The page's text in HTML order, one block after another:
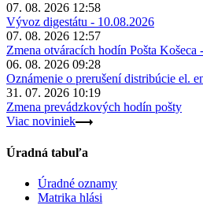
07. 08. 2026 12:58
Vývoz digestátu - 10.08.2026
07. 08. 2026 12:57
Zmena otváracích hodín Pošta Košeca
06. 08. 2026 09:28
Oznámenie o prerušení distribúcie el.
31. 07. 2026 10:19
Zmena prevádzkových hodín pošty
Viac noviniek
Úradná tabuľa
Úradné oznamy
Matrika hlási